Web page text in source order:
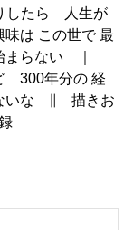
したら 人生が
は この世で 最
まらない ｜
300年分の 経
いな ∥ 描きお